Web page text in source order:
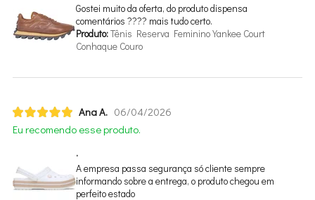
Gostei muito da oferta, do produto dispensa
comentários ???? mais tudo certo.
Produto:Tênis Reserva Feminino Yankee Court
Conhaque Couro
Ana A. 06/04/2026
Eu recomendo esse produto.
.
A empresa passa segurança só cliente sempre
informando sobre a entrega, o produto chegou em
perfeito estado